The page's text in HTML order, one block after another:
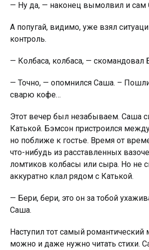
— Ну да, — наконец вымолвил и сам
А попугай, видимо, уже взял
контроль.
— Колбаса, колбаса, — скомандовал
— Точно, — опомнился Саша. –
сварю кофе…
Этот вечер был незабываем. Саша
Катькой. Бэмсон пристроился
но поближе к гостье. Время от
что-нибудь из расставленных
ломтиков колбасы или сыра. Но не
аккуратно клал рядом с Катькой.
— Бери, бери, это он за тобой
Саша.
Наступил тот самый романтический
можно и даже нужно читать стихи.